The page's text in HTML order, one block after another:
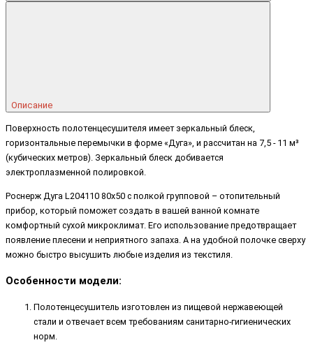
Описание
Поверхность полотенцесушителя имеет зеркальный блеск,
горизонтальные перемычки в форме «Дуга», и рассчитан на 7,5 - 11 м³
(кубических метров). Зеркальный блеск добивается
электроплазменной полировкой.
Роснерж Дуга L204110 80x50 с полкой групповой – отопительный
прибор, который поможет создать в вашей ванной комнате
комфортный сухой микроклимат. Его использование предотвращает
появление плесени и неприятного запаха. А на удобной полочке сверху
можно быстро высушить любые изделия из текстиля.
Особенности модели:
Полотенцесушитель изготовлен из пищевой нержавеющей
стали и отвечает всем требованиям санитарно-гигиенических
норм.